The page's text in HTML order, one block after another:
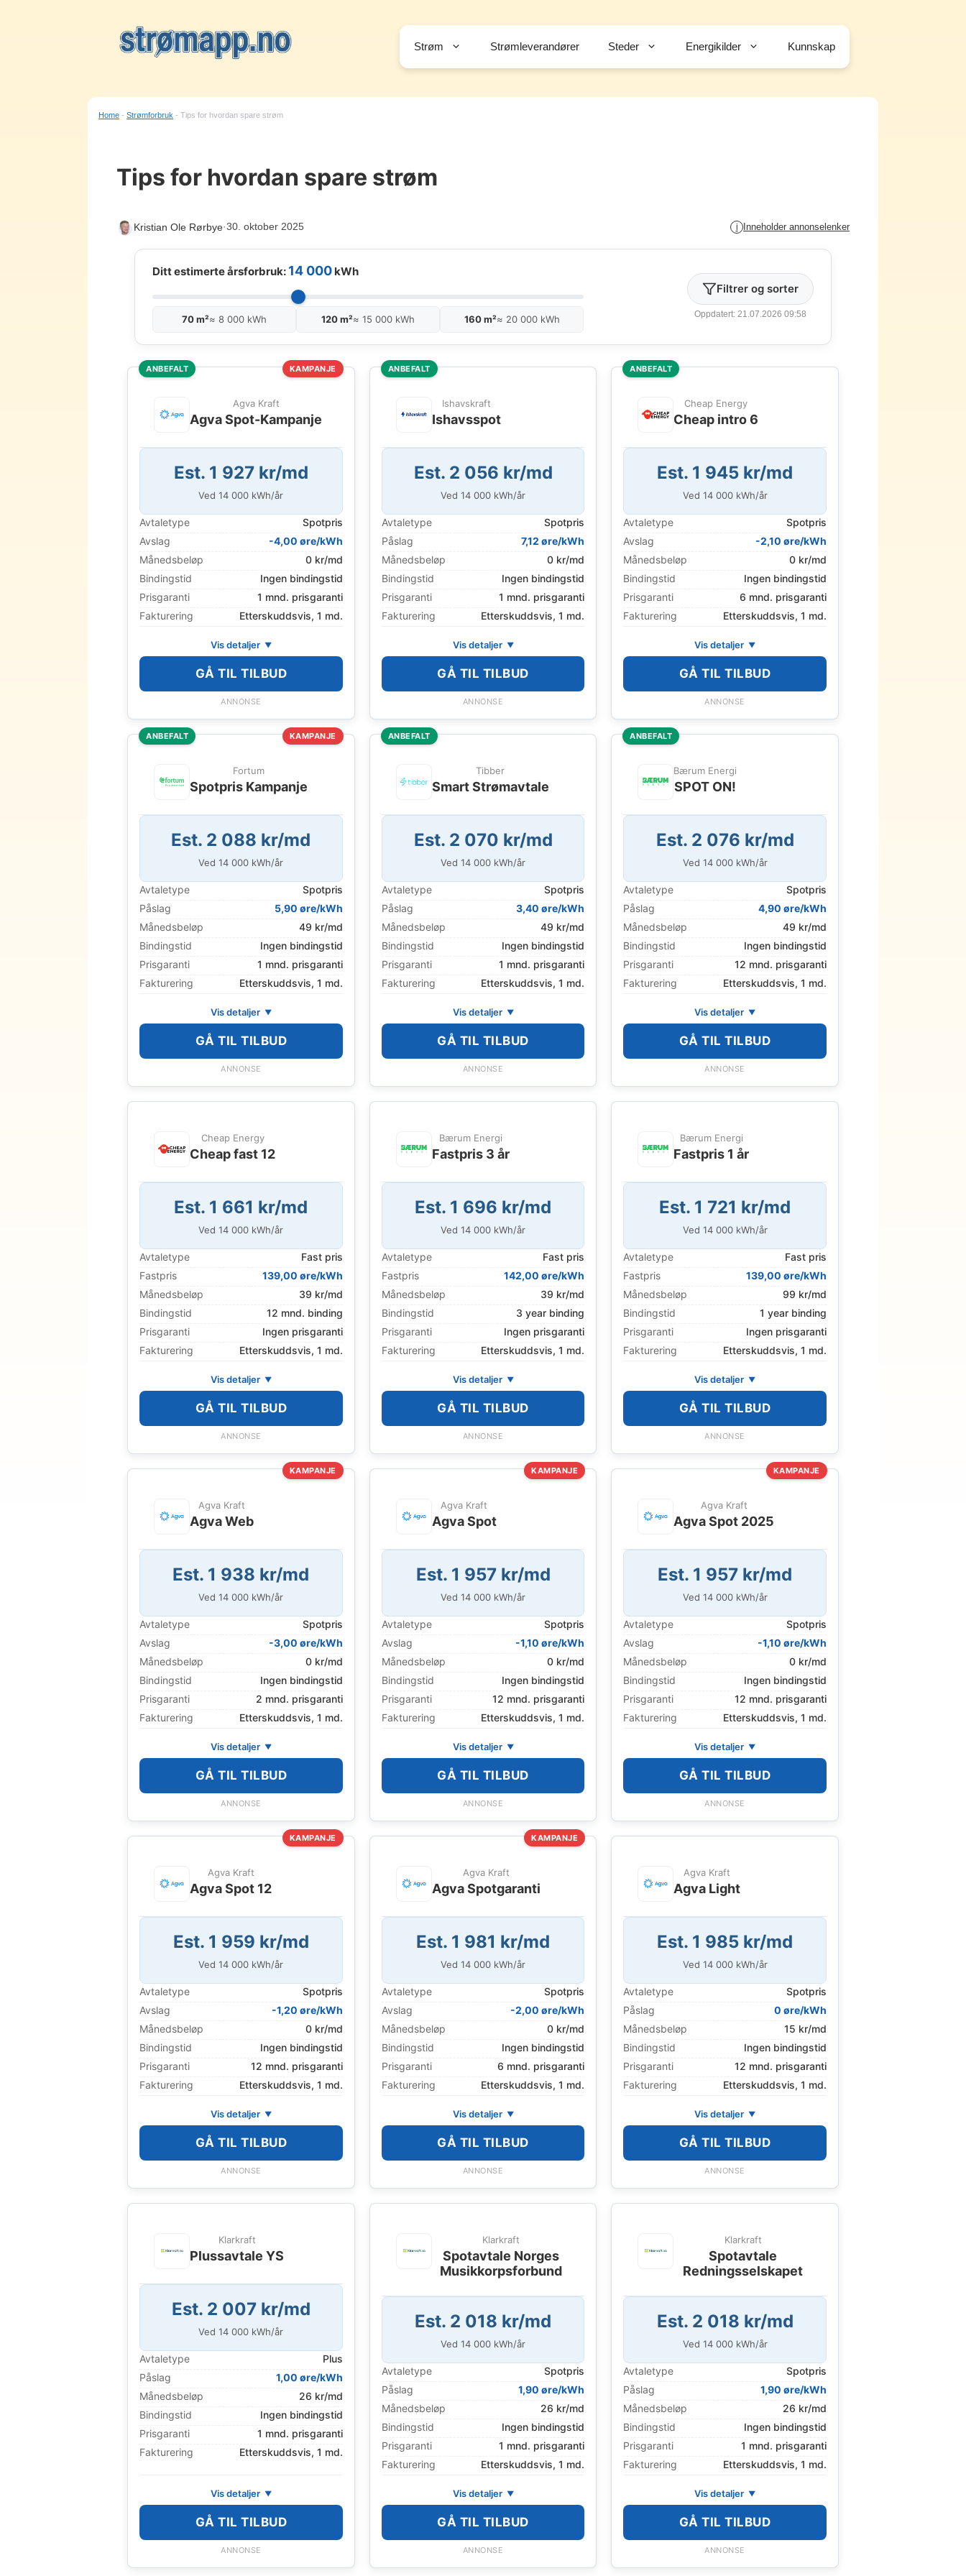
Strøm Strømleverandører Steder Energikilder Kunnskap
Home - Strømforbruk - Tips for hvordan spare strøm
Tips for hvordan spare strøm
Kristian Ole Rørbye·30. oktober 2025 i Inneholder annonselenker
Ditt estimerte årsforbruk: 14 000 kWh
70 m²≈ 8 000 kWh 120 m²≈ 15 000 kWh 160 m²≈ 20 000 kWh
Filtrer og sorter
Oppdatert: 21.07.2026 09:58
ANBEFALT KAMPANJE
Agva Kraft
Agva Spot-Kampanje
Est. 1 927 kr/md
Ved14 000 kWh/år
Avtaletype
Spotpris
Avslag
-4,00 øre/kWh
Månedsbeløp
0 kr/md
Bindingstid
Ingen bindingstid
Prisgaranti
1 mnd. prisgaranti
Fakturering
Etterskuddsvis, 1 md.
Vis detaljer
GÅ TIL TILBUD
ANNONSE
ANBEFALT
Ishavskraft
Ishavsspot
Est. 2 056 kr/md
Ved 14 000 kWh/år
Avtaletype
Spotpris
Påslag
7,12 øre/kWh
Månedsbeløp
0 kr/md
Bindingstid
Ingen bindingstid
Prisgaranti
1 mnd. prisgaranti
Fakturering
Etterskuddsvis, 1 md.
Vis detaljer
GÅ TIL TILBUD
ANNONSE
ANBEFALT
Cheap Energy
Cheap intro 6
Est. 1 945 kr/md
Ved 14 000kWh/år
Avtaletype
Spotpris
Avslag
-2,10 øre/kWh
Månedsbeløp
0 kr/md
Bindingstid
Ingen bindingstid
Prisgaranti
6 mnd. prisgaranti
Fakturering
Etterskuddsvis, 1 md.
Vis detaljer
GÅ TIL TILBUD
ANNONSE
ANBEFALT KAMPANJE
Fortum
Spotpris Kampanje
Est. 2 088 kr/md
Ved14 000 kWh/år
Avtaletype
Spotpris
Påslag
5,90 øre/kWh
Månedsbeløp
49 kr/md
Bindingstid
Ingen bindingstid
Prisgaranti
1 mnd. prisgaranti
Fakturering
Etterskuddsvis, 1 md.
Vis detaljer
GÅ TIL TILBUD
ANNONSE
ANBEFALT
Tibber
Smart Strømavtale
Est. 2 070 kr/md
Ved 14 000 kWh/år
Avtaletype
Spotpris
Påslag
3,40 øre/kWh
Månedsbeløp
49 kr/md
Bindingstid
Ingen bindingstid
Prisgaranti
1 mnd. prisgaranti
Fakturering
Etterskuddsvis, 1 md.
Vis detaljer
GÅ TIL TILBUD
ANNONSE
ANBEFALT
Bærum Energi
SPOT ON!
Est. 2 076 kr/md
Ved 14 000kWh/år
Avtaletype
Spotpris
Påslag
4,90 øre/kWh
Månedsbeløp
49 kr/md
Bindingstid
Ingen bindingstid
Prisgaranti
12 mnd. prisgaranti
Fakturering
Etterskuddsvis, 1 md.
Vis detaljer
GÅ TIL TILBUD
ANNONSE
Cheap Energy
Cheap fast 12
Est. 1 661 kr/md
Ved14 000 kWh/år
Avtaletype
Fast pris
Fastpris
139,00 øre/kWh
Månedsbeløp
39 kr/md
Bindingstid
12 mnd. binding
Prisgaranti
Ingen prisgaranti
Fakturering
Etterskuddsvis, 1 md.
Vis detaljer
GÅ TIL TILBUD
ANNONSE
Bærum Energi
Fastpris 3 år
Est. 1 696 kr/md
Ved 14 000 kWh/år
Avtaletype
Fast pris
Fastpris
142,00 øre/kWh
Månedsbeløp
39 kr/md
Bindingstid
3 year binding
Prisgaranti
Ingen prisgaranti
Fakturering
Etterskuddsvis, 1 md.
Vis detaljer
GÅ TIL TILBUD
ANNONSE
Bærum Energi
Fastpris 1 år
Est. 1 721 kr/md
Ved 14 000kWh/år
Avtaletype
Fast pris
Fastpris
139,00 øre/kWh
Månedsbeløp
99 kr/md
Bindingstid
1 year binding
Prisgaranti
Ingen prisgaranti
Fakturering
Etterskuddsvis, 1 md.
Vis detaljer
GÅ TIL TILBUD
ANNONSE
KAMPANJE
Agva Kraft
Agva Web
Est. 1 938 kr/md
Ved14 000 kWh/år
Avtaletype
Spotpris
Avslag
-3,00 øre/kWh
Månedsbeløp
0 kr/md
Bindingstid
Ingen bindingstid
Prisgaranti
2 mnd. prisgaranti
Fakturering
Etterskuddsvis, 1 md.
Vis detaljer
GÅ TIL TILBUD
ANNONSE
KAMPANJE
Agva Kraft
Agva Spot
Est. 1 957 kr/md
Ved 14 000 kWh/år
Avtaletype
Spotpris
Avslag
-1,10 øre/kWh
Månedsbeløp
0 kr/md
Bindingstid
Ingen bindingstid
Prisgaranti
12 mnd. prisgaranti
Fakturering
Etterskuddsvis, 1 md.
Vis detaljer
GÅ TIL TILBUD
ANNONSE
KAMPANJE
Agva Kraft
Agva Spot 2025
Est. 1 957 kr/md
Ved 14 000kWh/år
Avtaletype
Spotpris
Avslag
-1,10 øre/kWh
Månedsbeløp
0 kr/md
Bindingstid
Ingen bindingstid
Prisgaranti
12 mnd. prisgaranti
Fakturering
Etterskuddsvis, 1 md.
Vis detaljer
GÅ TIL TILBUD
ANNONSE
KAMPANJE
Agva Kraft
Agva Spot 12
Est. 1 959 kr/md
Ved14 000 kWh/år
Avtaletype
Spotpris
Avslag
-1,20 øre/kWh
Månedsbeløp
0 kr/md
Bindingstid
Ingen bindingstid
Prisgaranti
12 mnd. prisgaranti
Fakturering
Etterskuddsvis, 1 md.
Vis detaljer
GÅ TIL TILBUD
ANNONSE
KAMPANJE
Agva Kraft
Agva Spotgaranti
Est. 1 981 kr/md
Ved 14 000 kWh/år
Avtaletype
Spotpris
Avslag
-2,00 øre/kWh
Månedsbeløp
0 kr/md
Bindingstid
Ingen bindingstid
Prisgaranti
6 mnd. prisgaranti
Fakturering
Etterskuddsvis, 1 md.
Vis detaljer
GÅ TIL TILBUD
ANNONSE
Agva Kraft
Agva Light
Est. 1 985 kr/md
Ved 14 000kWh/år
Avtaletype
Spotpris
Påslag
0 øre/kWh
Månedsbeløp
15 kr/md
Bindingstid
Ingen bindingstid
Prisgaranti
12 mnd. prisgaranti
Fakturering
Etterskuddsvis, 1 md.
Vis detaljer
GÅ TIL TILBUD
ANNONSE
Klarkraft
Plussavtale YS
Est. 2 007 kr/md
Ved14 000 kWh/år
Avtaletype
Plus
Påslag
1,00 øre/kWh
Månedsbeløp
26 kr/md
Bindingstid
Ingen bindingstid
Prisgaranti
1 mnd. prisgaranti
Fakturering
Etterskuddsvis, 1 md.
Vis detaljer
GÅ TIL TILBUD
ANNONSE
Klarkraft
Spotavtale Norges
Musikkorpsforbund
Est. 2 018 kr/md
Ved 14 000 kWh/år
Avtaletype
Spotpris
Påslag
1,90 øre/kWh
Månedsbeløp
26 kr/md
Bindingstid
Ingen bindingstid
Prisgaranti
1 mnd. prisgaranti
Fakturering
Etterskuddsvis, 1 md.
Vis detaljer
GÅ TIL TILBUD
ANNONSE
Klarkraft
Spotavtale
Redningsselskapet
Est. 2 018 kr/md
Ved 14 000kWh/år
Avtaletype
Spotpris
Påslag
1,90 øre/kWh
Månedsbeløp
26 kr/md
Bindingstid
Ingen bindingstid
Prisgaranti
1 mnd. prisgaranti
Fakturering
Etterskuddsvis, 1 md.
Vis detaljer
GÅ TIL TILBUD
ANNONSE